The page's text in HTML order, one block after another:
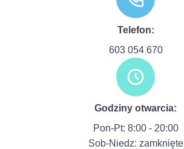
Telefon:
603 054 670
Godziny otwarcia:
Pon-Pt: 8:00 - 20:00
Sob-Niedz: zamknięte